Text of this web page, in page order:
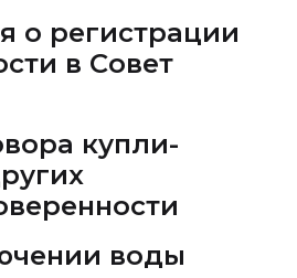
о регистрации
в Совет
купли-
воды